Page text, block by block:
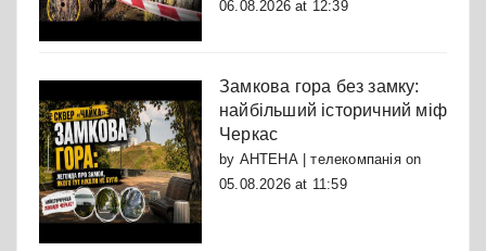
06.08.2026 at 12:39
Замкова гора без замку:
найбільший історичний міф
Черкас
by АНТЕНА | телекомпаніяon
05.08.2026 at 11:59